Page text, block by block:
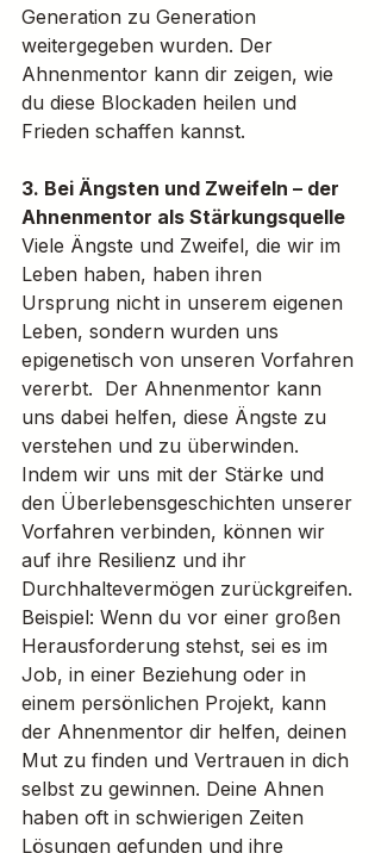
Generation zu Generation
weitergegeben wurden. Der
Ahnenmentor kann dir zeigen, wie
du diese Blockaden heilen und
Frieden schaffen kannst.
3. Bei Ängsten und Zweifeln – der
Ahnenmentor als Stärkungsquelle
Viele Ängste und Zweifel, die wir im
Leben haben, haben ihren
Ursprung nicht in unserem eigenen
Leben, sondern wurden uns
epigenetisch von unseren Vorfahren
vererbt.  Der Ahnenmentor kann
uns dabei helfen, diese Ängste zu
verstehen und zu überwinden.
Indem wir uns mit der Stärke und
den Überlebensgeschichten unserer
Vorfahren verbinden, können wir
auf ihre Resilienz und ihr
Durchhaltevermögen zurückgreifen.
Beispiel: Wenn du vor einer großen
Herausforderung stehst, sei es im
Job, in einer Beziehung oder in
einem persönlichen Projekt, kann
der Ahnenmentor dir helfen, deinen
Mut zu finden und Vertrauen in dich
selbst zu gewinnen. Deine Ahnen
haben oft in schwierigen Zeiten
Lösungen gefunden und ihre